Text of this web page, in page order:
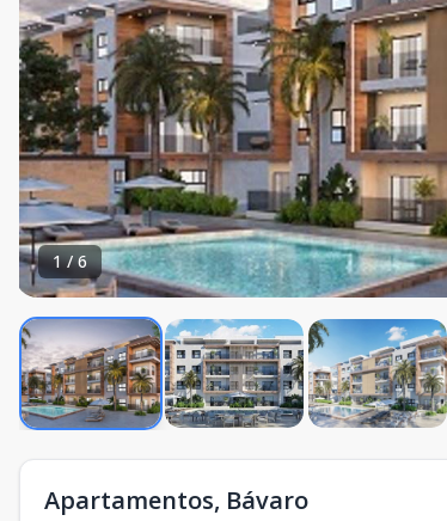
1/6
Apartamentos, Bávaro